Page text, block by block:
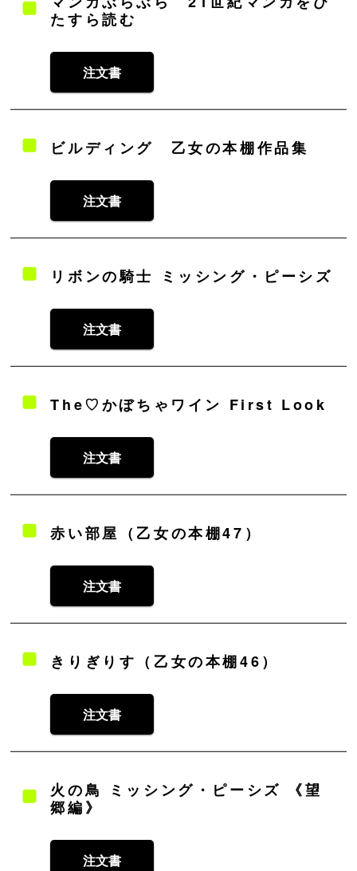
たすら読む
注文書
ビルディング 乙女の本棚作品集
注文書
リボンの騎士 ミッシング・ピーシズ
注文書
The♡かぼちゃワイン First Look
注文書
赤い部屋（乙女の本棚47）
注文書
きりぎりす（乙女の本棚46）
注文書
火の鳥 ミッシング・ピーシズ 《望
郷編》
注文書